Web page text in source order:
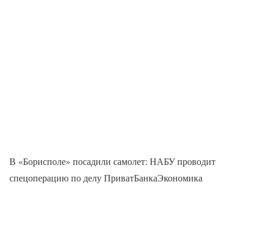
В «Борисполе» посадили самолет: НАБУ проводит
спецоперацию по делу ПриватБанкаЭкономика